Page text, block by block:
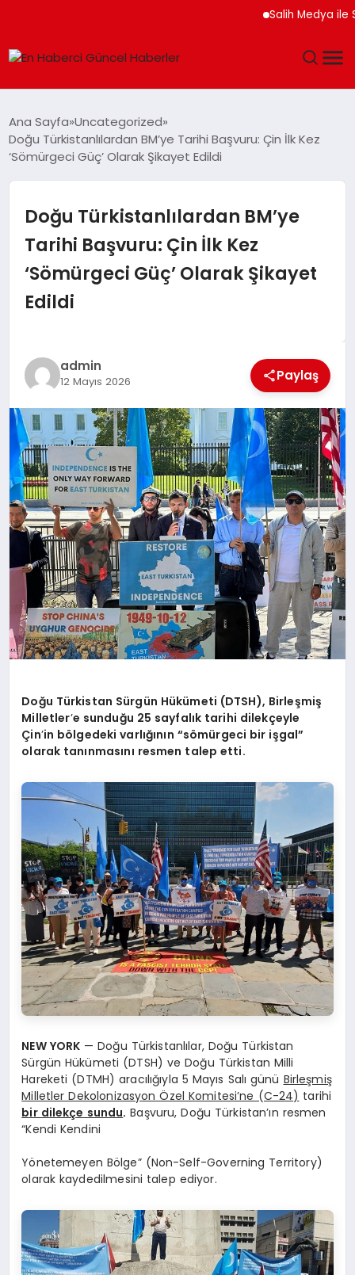
Salih Medya ile Sosyal
SPOR
TEKNOLOJI
MAGAZIN
EKONOMI
SIYASET
Ana Sayfa Uncategorized
Doğu Türkistanlılardan BM’ye Tarihi Başvuru: Çin İlk Kez
‘Sömürgeci Güç’ Olarak Şikayet Edildi
Doğu Türkistanlılardan BM’ye
Tarihi Başvuru: Çin İlk Kez
‘Sömürgeci Güç’ Olarak Şikayet
Edildi
admin
12 Mayıs 2026 Paylaş
Doğu Türkistan Sürgün Hükümeti (DTSH), Birleşmiş
Milletler’e sunduğu 25 sayfalık tarihi dilekçeyle
Çin’in bölgedeki varlığının “sömürgeci bir işgal”
olarak tanınmasını resmen talep etti.
NEW YORK — Doğu Türkistanlılar, Doğu Türkistan
Sürgün Hükümeti (DTSH) ve Doğu Türkistan Milli
Hareketi (DTMH) aracılığıyla 5 Mayıs Salı günü Birleşmiş
Milletler Dekolonizasyon Özel Komitesi’ne (C-24) tarihi
bir dilekçe sundu. Başvuru, Doğu Türkistan’ın resmen
“Kendi Kendini
Yönetemeyen Bölge” (Non-Self-Governing Territory)
olarak kaydedilmesini talep ediyor.